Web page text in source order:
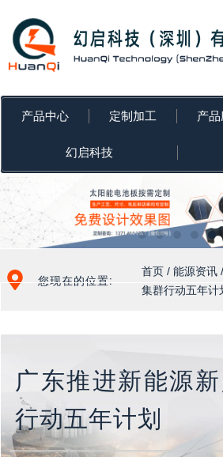
容
产品中心 定制加工 产
幻启科技
您现在的位置:
首页 /能源资讯
集群行动五年计
广东推进新能源
行动五年计划